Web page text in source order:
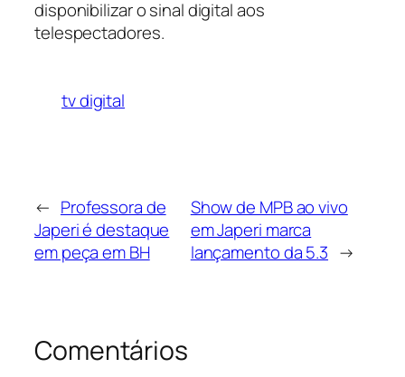
disponibilizar o sinal digital aos
telespectadores.
tv digital
← Professora de
Japeri é destaque
em peça em BH
Show de MPB ao vivo
em Japeri marca
lançamento da 5.3 →
Comentários